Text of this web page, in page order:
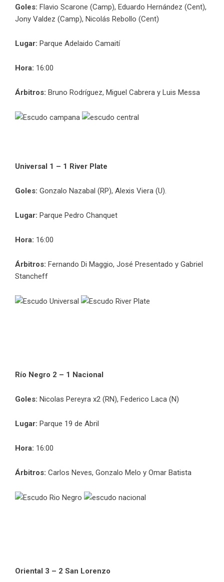
Goles: Flavio Scarone (Camp), Eduardo Hernández (Cent),
Jony Valdez (Camp), Nicolás Rebollo (Cent)
Lugar: Parque Adelaido Camaití
Hora: 16:00
Árbitros: Bruno Rodríguez, Miguel Cabrera y Luis Messa
Universal 1 – 1 River Plate
Goles: Gonzalo Nazabal (RP), Alexis Viera (U).
Lugar: Parque Pedro Chanquet
Hora: 16:00
Árbitros: Fernando Di Maggio, José Presentado y Gabriel
Stancheff
Río Negro 2 – 1 Nacional
Goles: Nicolas Pereyra x2 (RN), Federico Laca (N)
Lugar: Parque 19 de Abril
Hora: 16:00
Árbitros: Carlos Neves, Gonzalo Melo y Omar Batista
Oriental 3 – 2 San Lorenzo